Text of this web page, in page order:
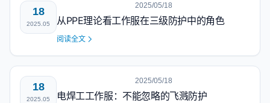
18
2025.05
2025/05/18
从PPE理论看工作服在三级防护中的角色
阅读全文
18
2025.05
2025/05/18
电焊工工作服：不能忽略的飞溅防护